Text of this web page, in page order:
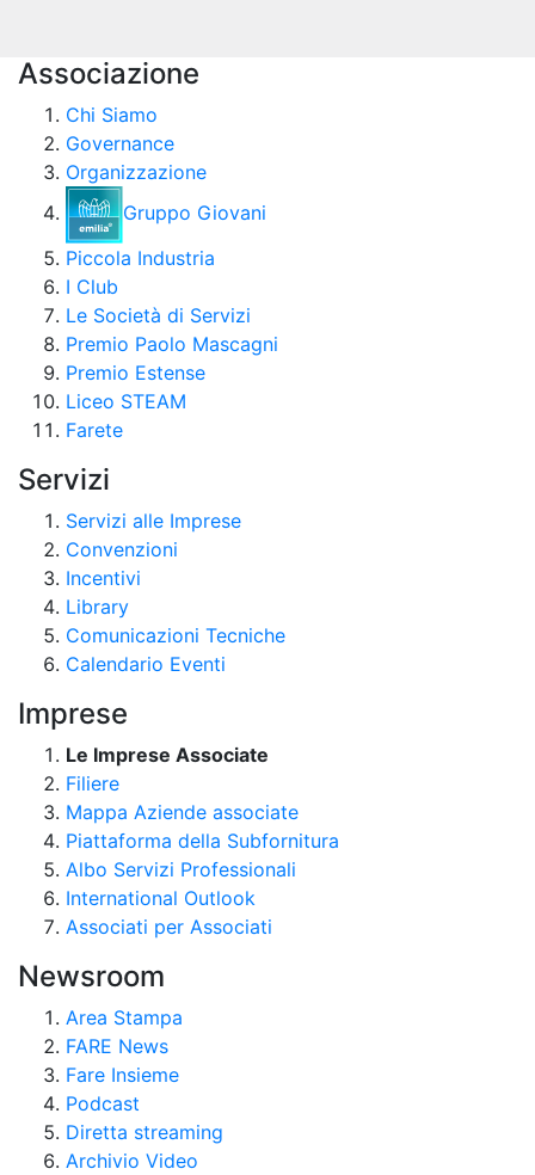
Associazione
Chi Siamo
Governance
Organizzazione
Gruppo Giovani
Piccola Industria
I Club
Le Società di Servizi
Premio Paolo Mascagni
Premio Estense
Liceo STEAM
Farete
Servizi
Servizi alle Imprese
Convenzioni
Incentivi
Library
Comunicazioni Tecniche
Calendario Eventi
Imprese
Le Imprese Associate
Filiere
Mappa Aziende associate
Piattaforma della Subfornitura
Albo Servizi Professionali
International Outlook
Associati per Associati
Newsroom
Area Stampa
FARE News
Fare Insieme
Podcast
Diretta streaming
Archivio Video